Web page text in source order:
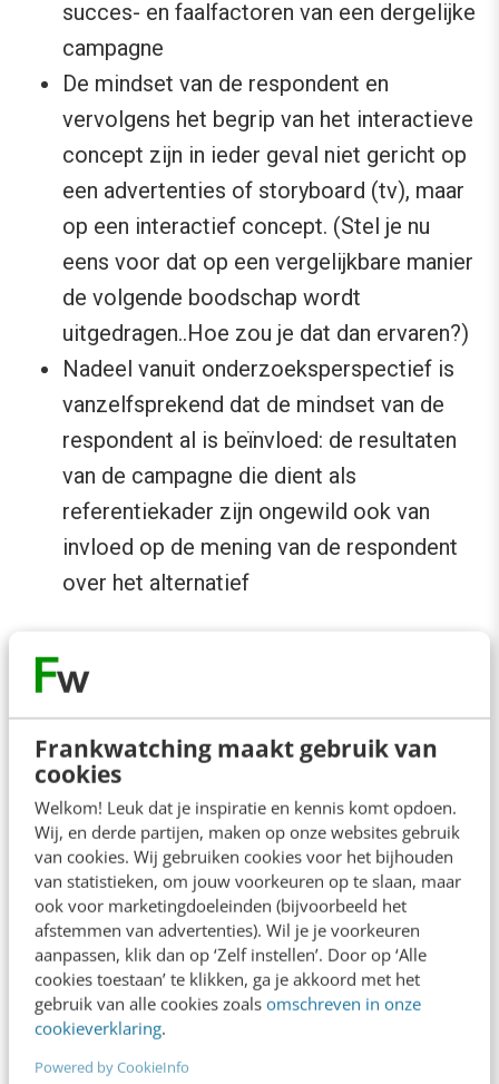
Frankwatching maakt gebruik van
cookies
Welkom! Leuk dat je inspiratie en kennis komt opdoen.
Wij, en derde partijen, maken op onze websites gebruik
van cookies. Wij gebruiken cookies voor het bijhouden
van statistieken, om jouw voorkeuren op te slaan, maar
ook voor marketingdoeleinden (bijvoorbeeld het
afstemmen van advertenties). Wil je je voorkeuren
aanpassen, klik dan op ‘Zelf instellen’. Door op ‘Alle
cookies toestaan’ te klikken, ga je akkoord met het
gebruik van alle cookies zoals omschreven in onze
cookieverklaring.
Powered by CookieInfo
succes- en faalfactoren van een dergelijke
campagne
De mindset van de respondent en
vervolgens het begrip van het interactieve
concept zijn in ieder geval niet gericht op
een advertenties of storyboard (tv), maar
op een interactief concept. (Stel je nu
eens voor dat op een vergelijkbare manier
de volgende boodschap wordt
uitgedragen..Hoe zou je dat dan ervaren?)
Nadeel vanuit onderzoeksperspectief is
vanzelfsprekend dat de mindset van de
respondent al is beïnvloed: de resultaten
van de campagne die dient als
referentiekader zijn ongewild ook van
invloed op de mening van de respondent
over het alternatief
Alternatief 3. Online expertise panel
met leden van de doelgroep
Vervolgens kun
je gericht
aanpassingen
maken in de
doelgroep die je
selecteert voor
het onderzoek en daarmee een test uitvoeren
onder personen die het concept zeker zullen
begrijpen, zelfs zonder dat het clickable is of
er al een alternatief is besproken. Er zijn panels